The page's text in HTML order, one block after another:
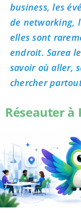
business, les
de networking,
elles sont
endroit. Sarea
savoir où aller,
chercher
Réseauter à